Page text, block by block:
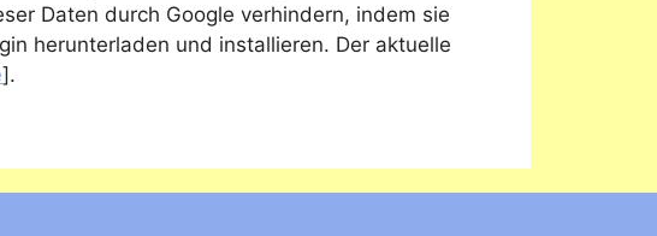
Daten durch Google verhindern, indem sie
herunterladen und installieren. Der aktuelle
].